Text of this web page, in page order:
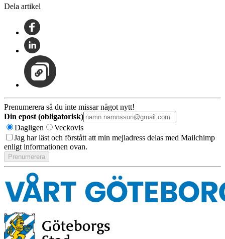
Dela artikel
Prenumerera så du inte missar något nytt!
Din epost (obligatorisk)
Dagligen
Veckovis
Jag har läst och förstått att min mejladress delas med Mailchimp
enligt informationen ovan.